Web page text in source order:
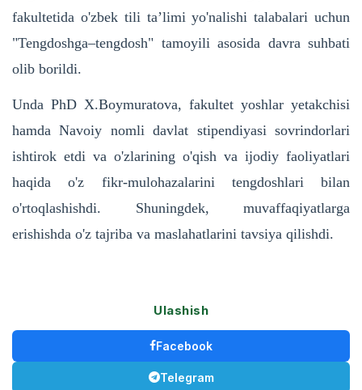
fakultetida o'zbek tili ta’limi yo'nalishi talabalari uchun
"Tengdoshga–tengdosh" tamoyili asosida davra suhbati
olib borildi.
Unda PhD X.Boymuratova, fakultet yoshlar yetakchisi
hamda Navoiy nomli davlat stipendiyasi sovrindorlari
ishtirok etdi va o'zlarining o'qish va ijodiy faoliyatlari
haqida o'z fikr-mulohazalarini tengdoshlari bilan
o'rtoqlashishdi. Shuningdek, muvaffaqiyatlarga
erishishda o'z tajriba va maslahatlarini tavsiya qilishdi.
Ulashish
Facebook
Telegram